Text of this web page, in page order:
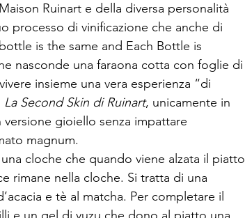
Ruinart e della diversa personalità
processo di vinificazione che anche di
is the same and Each Bottle is
nasconde una faraona cotta con foglie di
insieme una vera esperienza “di
La Second Skin di Ruinart, unicamente in
gioiello senza impattare
magnum.
cloche che quando viene alzata il piatto
rimane nella cloche. Si tratta di una
e tè al matcha. Per completare il